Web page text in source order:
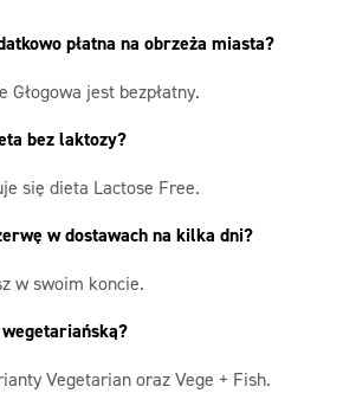
płatna na obrzeża miasta?
Głogowa jest bezpłatny.
bez laktozy?
się dieta Lactose Free.
w dostawach na kilka dni?
w swoim koncie.
Vegetarian oraz Vege + Fish.